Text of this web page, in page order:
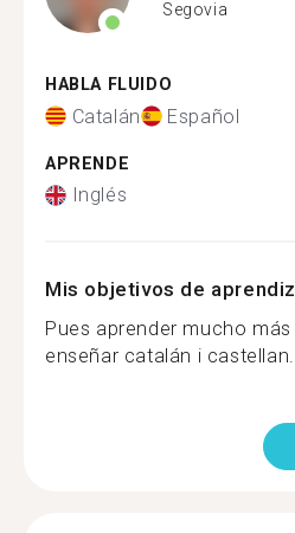
Segovia
HABLA FLUIDO
Catalán Español
APRENDE
Inglés
Mis objetivos de
Pues aprender mucho
enseñar catalán i